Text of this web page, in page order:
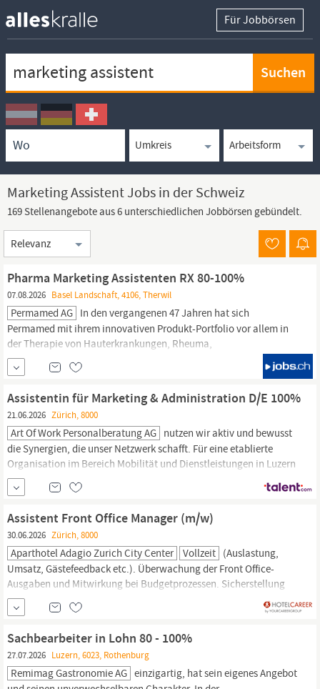
Für Jobbörsen
Ortssuche
Umkreissuche
Arbeitsform
Marketing Assistent Jobs in der Schweiz
169 Stellenangebote aus 6 unterschiedlichen Jobbörsen gebündelt.
Sortierung
Pharma Marketing Assistenten RX 80-100%
07.08.2026 Basel Landschaft, 4106, Therwil
Permamed AG In den vergangenen 47 Jahren hat sich
Permamed mit ihrem innovativen Produkt-Portfolio vor allem in
der Therapie von Hauterkrankungen, Rheuma,
Sportverletzungen, Venenerkrankungen und Phytotherapie im
Markt erfolgreich etabliert. Zur Verstärkung unseres
suchen wir eine engagierte Persönlichkeit als
PharmaMarketing Assistent/inRX (w/m) 80-100%.
Assistentin für Marketing & Administration D/E 100%
21.06.2026 Zürich, 8000
Art Of Work Personalberatung AG nutzen wir aktiv und bewusst
die Synergien, die unser Netzwerk schafft. Für eine etablierte
Organisation im Bereich Mobilität und Dienstleistungen in Luzern
suchen wir eine initiative und kommunikative Persönlichkeit als
AssistentinfürMarketing
Aufgaben Unterstützung der Geschäftsleitung im operativen
Assistent Front Office Manager (m/w)
30.06.2026 Zürich, 8000
Aparthotel Adagio Zurich City Center Vollzeit (Auslastung,
Umsatz, Gästefeedback etc.). Überwachung der Front Office-
Ausgaben und Mitwirkung bei Budgetprozessen. Sicherstellung
genauer Abrechnungs- und Bargeldhandhabungsverfahren.
Vertrieb & Umsatzunterstützung Zusammenarbeit mit dem
und Upselling-Möglichkeiten zu nutzen.
Sachbearbeiter in Lohn 80 - 100%
27.07.2026 Luzern, 6023, Rothenburg
Remimag Gastronomie AG einzigartig, hat sein eigenes Angebot